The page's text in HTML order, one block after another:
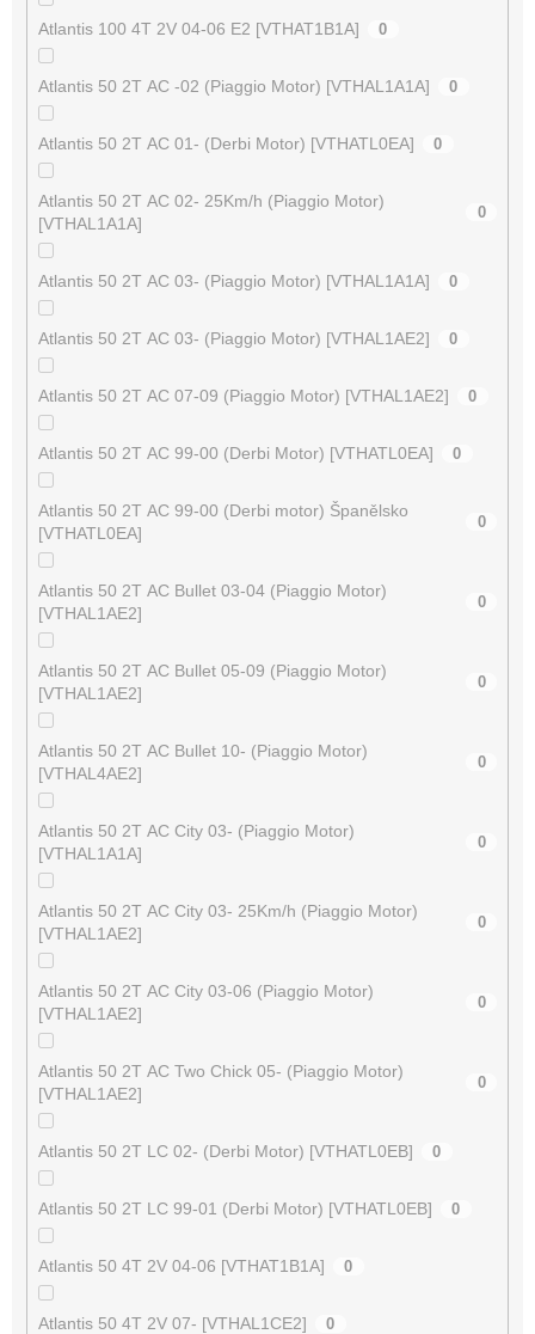
Atlantis 100 4T 2V 04-06 E2 [VTHAT1B1A] 0
Atlantis 50 2T AC -02 (Piaggio Motor) [VTHAL1A1A] 0
Atlantis 50 2T AC 01- (Derbi Motor) [VTHATL0EA] 0
Atlantis 50 2T AC 02- 25Km/h (Piaggio Motor)
[VTHAL1A1A]
0
Atlantis 50 2T AC 03- (Piaggio Motor) [VTHAL1A1A] 0
Atlantis 50 2T AC 03- (Piaggio Motor) [VTHAL1AE2] 0
Atlantis 50 2T AC 07-09 (Piaggio Motor) [VTHAL1AE2] 0
Atlantis 50 2T AC 99-00 (Derbi Motor) [VTHATL0EA] 0
Atlantis 50 2T AC 99-00 (Derbi motor) Španělsko
[VTHATL0EA]
0
Atlantis 50 2T AC Bullet 03-04 (Piaggio Motor)
[VTHAL1AE2]
0
Atlantis 50 2T AC Bullet 05-09 (Piaggio Motor)
[VTHAL1AE2]
0
Atlantis 50 2T AC Bullet 10- (Piaggio Motor)
[VTHAL4AE2]
0
Atlantis 50 2T AC City 03- (Piaggio Motor)
[VTHAL1A1A]
0
Atlantis 50 2T AC City 03- 25Km/h (Piaggio Motor)
[VTHAL1AE2]
0
Atlantis 50 2T AC City 03-06 (Piaggio Motor)
[VTHAL1AE2]
0
Atlantis 50 2T AC Two Chick 05- (Piaggio Motor)
[VTHAL1AE2]
0
Atlantis 50 2T LC 02- (Derbi Motor) [VTHATL0EB] 0
Atlantis 50 2T LC 99-01 (Derbi Motor) [VTHATL0EB] 0
Atlantis 50 4T 2V 04-06 [VTHAT1B1A] 0
Atlantis 50 4T 2V 07- [VTHAL1CE2] 0